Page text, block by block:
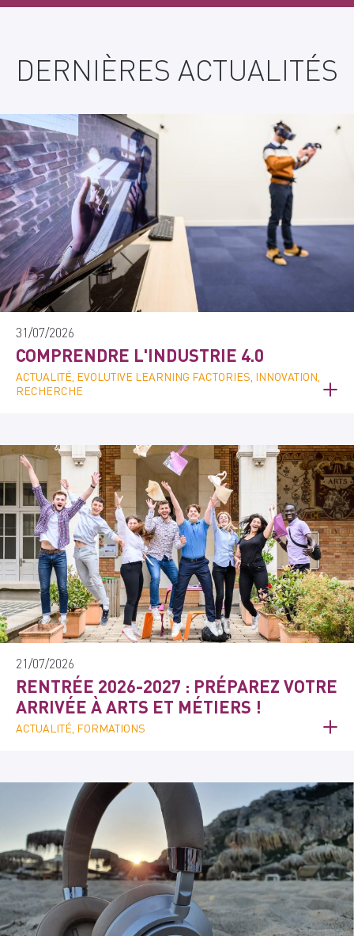
DERNIÈRES ACTUALITÉS
31/07/2026
COMPRENDRE L'INDUSTRIE 4.0
ACTUALITÉ, EVOLUTIVE LEARNING FACTORIES, INNOVATION,
RECHERCHE
21/07/2026
RENTRÉE 2026-2027 : PRÉPAREZ VOTRE
ARRIVÉE À ARTS ET MÉTIERS !
ACTUALITÉ, FORMATIONS